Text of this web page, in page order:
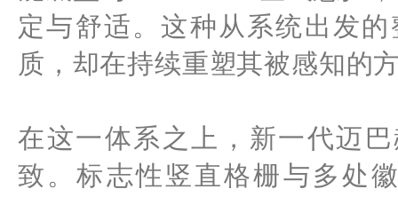
定与舒适。这种从系统出发
质，却在持续重塑其被感知的
在这一体系之上，新一代迈
致。标志性竖直格栅与多处